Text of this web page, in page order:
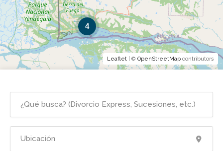
4
Leaflet | © OpenStreetMap contributors